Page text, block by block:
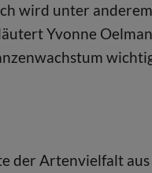
wird unter
Yvonne
der Artenvielfalt